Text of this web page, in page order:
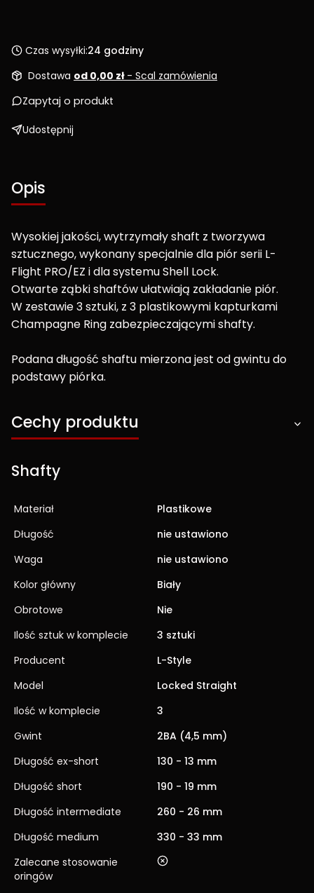
Czas wysyłki:24 godziny
Dostawa od 0,00 zł - Scal zamówienia
Zapytaj o produkt
Udostępnij
Opis
Wysokiej jakości, wytrzymały shaft z tworzywa
sztucznego, wykonany specjalnie dla piór serii L-
Flight PRO/EZ i dla systemu Shell Lock.
Otwarte ząbki shaftów ułatwiają zakładanie piór.
W zestawie 3 sztuki, z 3 plastikowymi kapturkami
Champagne Ring zabezpieczającymi shafty.
Podana długość shaftu mierzona jest od gwintu do
podstawy piórka.
Cechy produktu
Shafty
Materiał
Plastikowe
Długość
nie ustawiono
Waga
nie ustawiono
Kolor główny
Biały
Obrotowe
Nie
Ilość sztuk w komplecie
3 sztuki
Producent
L-Style
Model
Locked Straight
Ilość w komplecie
3
Gwint
2BA (4,5 mm)
Długość ex-short
130 - 13 mm
Długość short
190 - 19 mm
Długość intermediate
260 - 26 mm
Długość medium
330 - 33 mm
Zalecane stosowanie
oringów
nie